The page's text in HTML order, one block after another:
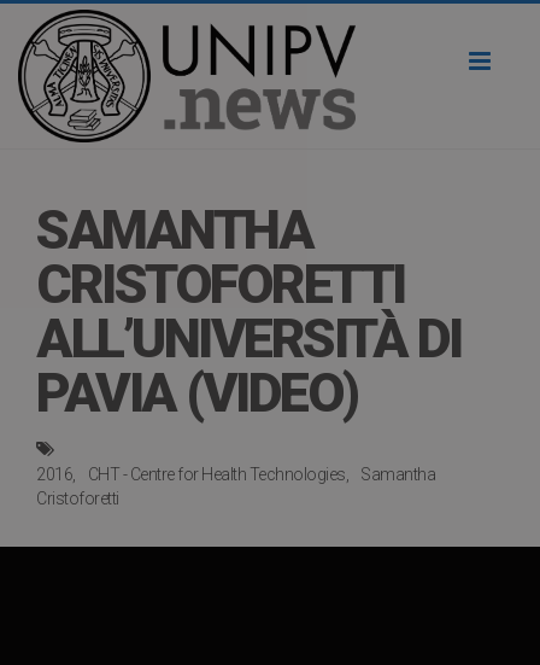
SAMANTHA
CRISTOFORETTI
ALL’UNIVERSITÀ DI
PAVIA (VIDEO)
2016 CHT - Centre for Health Technologies
Samantha
Cristoforetti